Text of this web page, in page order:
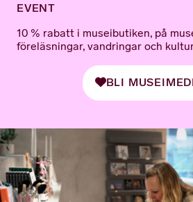
EVENT
10 % rabatt i museibutiken, på
föreläsningar, vandringar och
BLI